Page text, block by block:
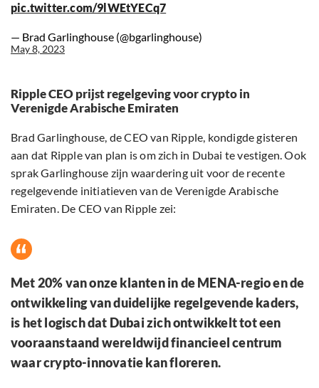
pic.twitter.com/9lWEtYECq7
— Brad Garlinghouse (@bgarlinghouse)
May 8, 2023
Ripple CEO prijst regelgeving voor crypto in
Verenigde Arabische Emiraten
Brad Garlinghouse, de CEO van Ripple, kondigde gisteren
aan dat Ripple van plan is om zich in Dubai te vestigen. Ook
sprak Garlinghouse zijn waardering uit voor de recente
regelgevende initiatieven van de Verenigde Arabische
Emiraten. De CEO van Ripple zei:
Met 20% van onze klanten in de MENA-regio en de
ontwikkeling van duidelijke regelgevende kaders,
is het logisch dat Dubai zich ontwikkelt tot een
vooraanstaand wereldwijd financieel centrum
waar crypto-innovatie kan floreren.